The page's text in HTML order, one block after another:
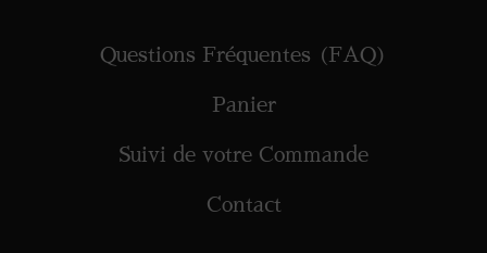
Questions Fréquentes (FAQ)
Panier
Suivi de votre Commande
Contact